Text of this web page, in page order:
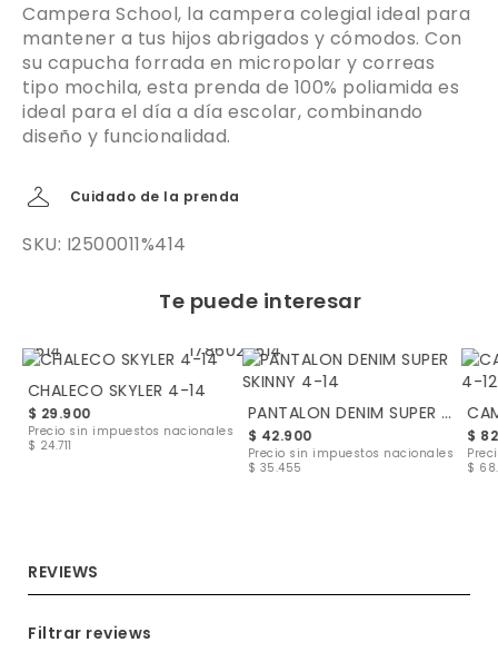
Campera School, la campera colegial ideal para
mantener a tus hijos abrigados y cómodos. Con
su capucha forrada en micropolar y correas
tipo mochila, esta prenda de 100% poliamida es
ideal para el día a día escolar, combinando
diseño y funcionalidad.
Cuidado de la prenda
SKU: I2500011%414
Te puede interesar
CHALECO SKYLER 4-14
$ 29.900
Precio sin impuestos nacionales
$ 24.711
PANTALON DENIM SUPER SKINNY 4-14
$ 42.900
Precio sin impuestos nacionales
$ 35.455
$
$
REVIEWS
Filtrar reviews